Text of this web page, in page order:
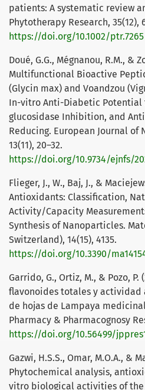
patients: A systematic review
Phytotherapy Research, 35(12),
https://doi.org/10.1002/ptr.7265
Doué, G.G., Mégnanou, R.M., &
Multifunctional Bioactive
(Glycin max) and Voandzou
In-vitro Anti-Diabetic Potential
glucosidase Inhibition, and
Reducing. European Journal of
13(11), 20–32.
https://doi.org/10.9734/ejnfs/
Flieger, J., W., Baj, J., &
Antioxidants: Classification,
Activity/Capacity
Synthesis of Nanoparticles.
Switzerland), 14(15), 4135.
https://doi.org/10.3390/
Garrido, G., Ortiz, M., & Pozo, P.
flavonoides totales y
de hojas de Lampaya
Pharmacy & Pharmacognosy
https://doi.org/10.56499/
Gazwi, H.S.S., Omar, M.O.A., &
Phytochemical analysis,
vitro biological activities of the